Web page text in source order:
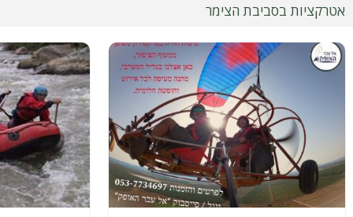
אטרקציות בסביבת הצימר